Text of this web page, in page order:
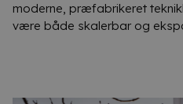
moderne, præfabrikeret
være både skalerbar og